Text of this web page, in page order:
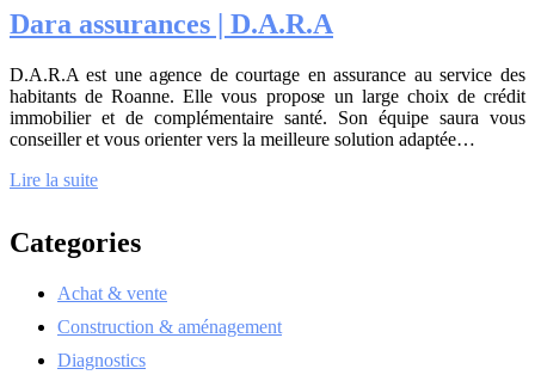
Dara assurances | D.A.R.A
D.A.R.A est une agence de courtage en assurance au service des
habitants de Roanne. Elle vous propose un large choix de crédit
immobilier et de complémentaire santé. Son équipe saura vous
conseiller et vous orienter vers la meilleure solution adaptée…
Lire la suite
Categories
Achat & vente
Construction & aménagement
Diagnostics